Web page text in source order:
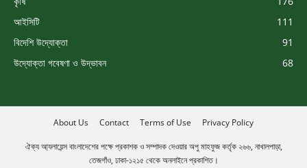
আইসিটি
111
বিদেশি উদ্যোক্তা
91
উদ্যোক্তা গবেষণা ও উদ্ভাবন
68
About Us Contact Terms of Use Privacy Policy
ঐক্য আ্যলায়েন্স বাংলাদেশের পক্ষে প্রকাশক ও সম্পাদক দেওয়ার অপু মাহফুজ কর্তৃক ২৬৬, নাখালপাড়া,
তেজগাঁও, ঢাকা-১২১৫ থেকে অনলাইনে প্রকাশিত।